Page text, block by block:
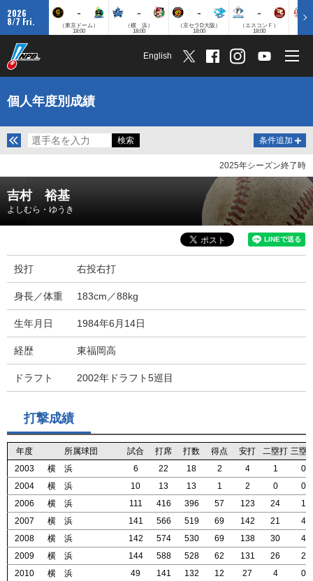
2026
8/7 Fri.
-
（東京ドーム）
18:00
-
（横 浜）
18:00
-
（京セラD大阪）
18:00
-
（エスコンＦ）
18:00
English
個人年度別成績
条件追加
2025年シーズン終了時
吉村 裕基
よしむら・ゆうき
投打 右投右打
身長／体重 183cm／88kg
生年月日 1984年6月14日
経歴 東福岡高
ドラフト 2002年ドラフト5巡目
打撃成績
年度 所属球団 試合 打席 打数 得点 安打 二塁打 三塁
2003
横 浜 6 22 18 2 4 1
0
2004
横 浜 10 13 13 1 2 0
0
2006
横 浜 111 416 396 57 123 24
1
2007
横 浜 141 566 519 69 142 21
4
2008
横 浜 142 574 530 69 138 30
4
2009
横 浜 144 588 528 62 131 26
2
2010
横 浜 49 141 132 12 27 4
0
年度 所属球団 試合 打席 打数 得点 安打 二塁打 三塁
2003
横 浜 6 22 18 2 4 1
0
2004
横 浜 10 13 13 1 2 0
0
2006
横 浜 111 416 396 57 123 24
1
2007
横 浜 141 566 519 69 142 21
4
2008
横 浜 142 574 530 69 138 30
4
2009
横 浜 144 588 528 62 131 26
2
2010
横 浜 49 141 132 12 27 4
0
年度 所属球団 試合 打席 打数 得点 安打 二塁打 三塁
2003
横 浜 6 22 18 2 4 1
0
2004
横 浜 10 13 13 1 2 0
0
2006
横 浜 111 416 396 57 123 24
1
2007
横 浜 141 566 519 69 142 21
4
2008
横 浜 142 574 530 69 138 30
4
2009
横 浜 144 588 528 62 131 26
2
2010
横 浜 49 141 132 12 27 4
0
年度 所属球団 試合 打席 打数 得点 安打 二塁打 三塁
2003
横 浜 6 22 18 2 4 1
0
2004
横 浜 10 13 13 1 2 0
0
2006
横 浜 111 416 396 57 123 24
1
2007
横 浜 141 566 519 69 142 21
4
2008
横 浜 142 574 530 69 138 30
4
2009
横 浜 144 588 528 62 131 26
2
2010
横 浜 49 141 132 12 27 4
0